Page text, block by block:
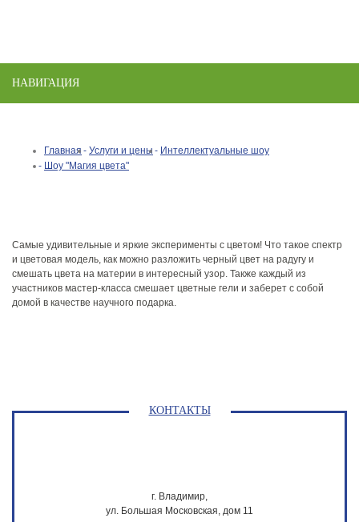
НАВИГАЦИЯ
Главная Услуги и цены
Интеллектуальные шоу
Шоу "Магия цвета"
Самые удивительные и яркие эксперименты с цветом! Что такое спектр
и цветовая модель, как можно разложить черный цвет на радугу и
смешать цвета на материи в интересный узор. Также каждый из
участников мастер-класса смешает цветные гели и заберет с собой
домой в качестве научного подарка.
КОНТАКТЫ
г. Владимир,
ул. Большая Московская, дом 11